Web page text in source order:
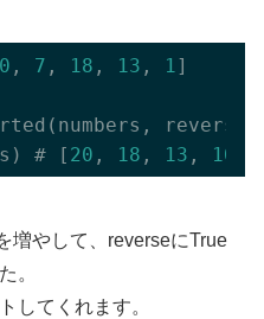
, 7 , 18 , 13 , 1 ]
# [ 20 , 18 , 13 , 10
増やして、reverseにTrue
。
してくれます。